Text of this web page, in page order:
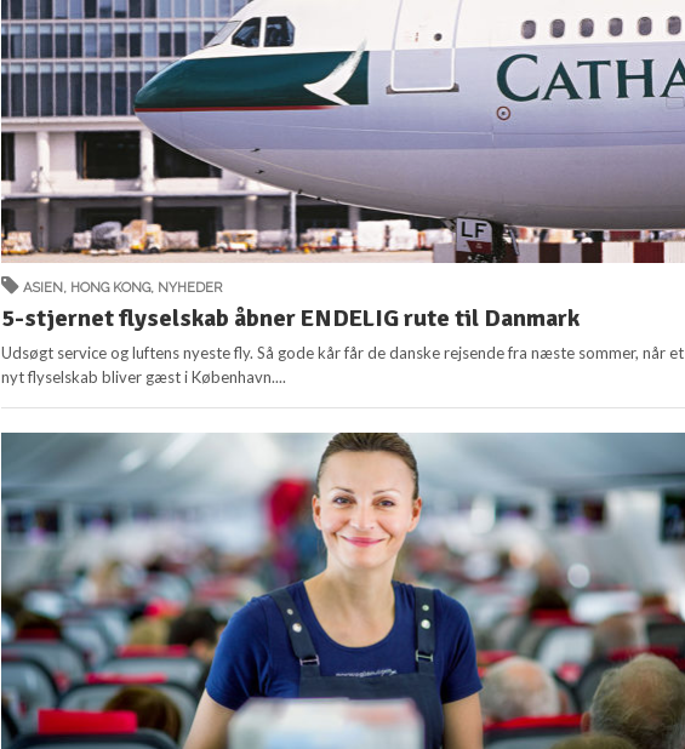
ASIEN , HONG KONG, NYHEDER
5-stjernet flyselskab åbner ENDELIG rute til Danmark
Udsøgt service og luftens nyeste fly. Så gode kår får de danske rejsende fra næste sommer, når et
nyt flyselskab bliver gæst i København....